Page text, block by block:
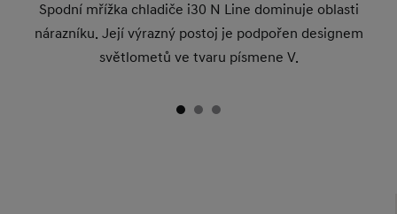
Spodní mřížka chladiče i30 N Line dominuje oblasti
nárazníku. Její výrazný postoj je podpořen designem
světlometů ve tvaru písmene V.